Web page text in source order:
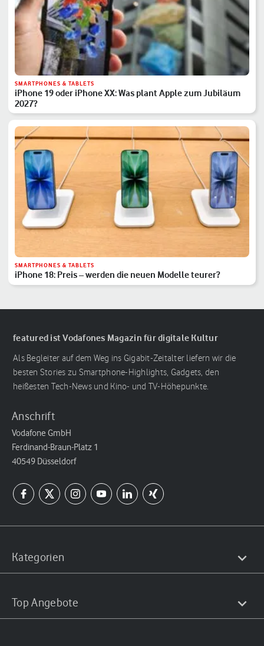
SMARTPHONES & TABLETS
iPhone 19 oder iPhone XX: Was plant Apple zum Jubiläum
2027?
SMARTPHONES & TABLETS
iPhone 18: Preis – werden die neuen Modelle teurer?
featured ist Vodafones Magazin für digitale Kultur
Als Begleiter auf dem Weg ins Gigabit-Zeitalter liefern wir die
besten Stories zu Smartphone-Highlights, Gadgets, den
heißesten Tech-News und Kino- und TV-Höhepunkte.
Anschrift
Vodafone GmbH
Ferdinand-Braun-Platz 1
40549 Düsseldorf
Kategorien
Top Angebote